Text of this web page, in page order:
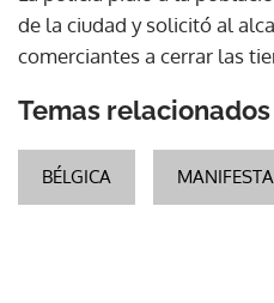
de la ciudad y solicitó al
comerciantes a cerrar las
Temas relacionados
BÉLGICA